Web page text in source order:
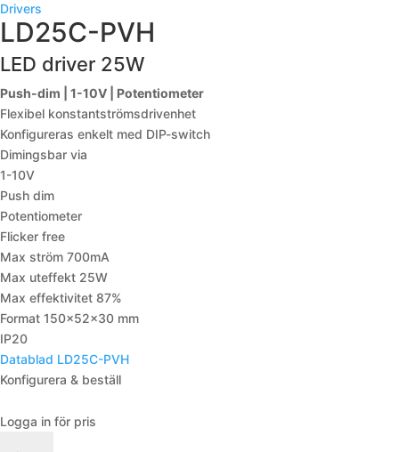
Drivers
LD25C-PVH
LED driver 25W
Push-dim | 1-10V | Potentiometer
Flexibel konstantströmsdrivenhet
Konfigureras enkelt med DIP-switch
Dimingsbar via
1-10V
Push dim
Potentiometer
Flicker free
Max ström 700mA
Max uteffekt 25W
Max effektivitet 87%
Format 150x52x30 mm
IP20
Datablad LD25C-PVH
Konfigurera & beställ
Logga in för pris